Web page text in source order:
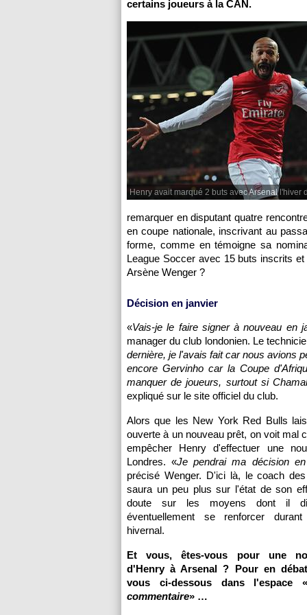
certains joueurs à la CAN.
Henry avait marqué 2 buts avec Arsenal l'hiver
remarquer en disputant quatre
en coupe nationale, inscrivant au
forme, comme en témoigne sa
League Soccer avec 15 buts inscrits
Arsène Wenger ?
Décision en janvier
«Vais-je le faire signer à nouveau en
manager du club londonien. Le
dernière, je l'avais fait car nous avions
encore Gervinho car la Coupe
manquer de joueurs, surtout si
expliqué sur le site officiel du club.
Alors que les New York Red Bulls
ouverte à un nouveau prêt, on voit mal
empêcher Henry d'effectuer une
Londres. «Je pendrai ma décision
précisé Wenger. D'ici là, le coach
saura un peu plus sur l'état de son
doute sur les moyens dont il
éventuellement se renforcer
hivernal.
Et vous, êtes-vous pour une
d'Henry à Arsenal ? Pour en
vous ci-dessous dans l'espace
commentaire» …